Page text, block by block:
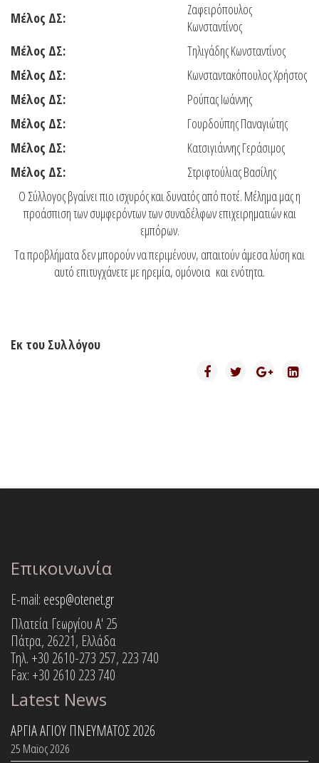
Μέλος ΔΣ:
Ζαφειρόπουλος
Κωνσταντίνος
Μέλος ΔΣ:
Τηλιγάδης Κωνσταντίνος
Μέλος ΔΣ:
Κωνσταντακόπουλος Χρήστος
Μέλος ΔΣ:
Ρούπας Ιωάννης
Μέλος ΔΣ:
Γουρδούπης Παναγιώτης
Μέλος ΔΣ:
Μέλος ΔΣ:
Κατσιγιάννης Γεράσιμος
Στριφτούλιας Βασίλης
Ο Σύλλογος βγαίνει πιο ισχυρός και δυνατός από ποτέ. Μέλημα μας η
προάσπιση των συμφερόντων των συναδέλφων επιχειρηματιών και
εμπόρων.
Τα προβλήματα δεν μπορούν να περιμένουν, απαιτούν άμεσα λύση και
αυτό επιτυγχάνετε με ηρεμία, ομόνοια και ενότητα.
Εκ του Συλλόγου
Επικοινωνία
E-mail: eesp@otenet.gr
Πλατεία Γεωργίου Α' 25
Πάτρα, 26221, Ελλάδα
Τηλ. +30 2610-273 257, 223 740
Fax: +30 2610 223 740
Latest News
ΑΡΓΙΑ ΑΓΙΟΥ ΠΝΕΥΜΑΤΟΣ 2026
25 Μαϊος 2026